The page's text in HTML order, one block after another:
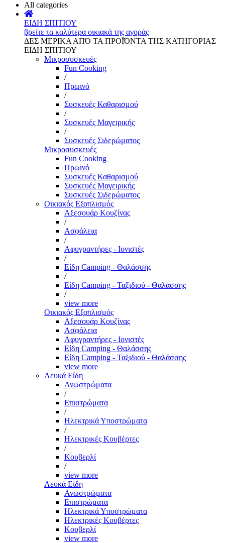
All categories
ΕΙΔΗ ΣΠΙΤΙΟΥ
βρείτε τα καλύτερα οικιακά της αγοράς
ΔΕΣ ΜΕΡΙΚΑ ΑΠΌ ΤΑ ΠΡΟΪΌΝΤΑ ΤΗΣ ΚΑΤΗΓΟΡΙΑΣ
ΕΙΔΗ ΣΠΙΤΙΟΥ
Μικροσυσκευές
Fun Cooking
/
Πρωινό
/
Συσκευές Καθαρισμού
/
Συσκευές Μαγειρικής
/
Συσκευές Σιδερώματος
Μικροσυσκευές
Fun Cooking
Πρωινό
Συσκευές Καθαρισμού
Συσκευές Μαγειρικής
Συσκευές Σιδερώματος
Οικιακός Εξοπλισμός
Αξεσουάρ Κουζίνας
/
Ασφάλεια
/
Αφυγραντήρες - Ιονιστές
/
Είδη Camping - Θαλάσσης
/
Είδη Camping - Ταξιδιού - Θαλάσσης
/
view more
Οικιακός Εξοπλισμός
Αξεσουάρ Κουζίνας
Ασφάλεια
Αφυγραντήρες - Ιονιστές
Είδη Camping - Θαλάσσης
Είδη Camping - Ταξιδιού - Θαλάσσης
view more
Λευκά Είδη
Ανωστρώματα
/
Επιστρώματα
/
Ηλεκτρικά Υποστρώματα
/
Ηλεκτρικές Κουβέρτες
/
Κουβερλί
/
view more
Λευκά Είδη
Ανωστρώματα
Επιστρώματα
Ηλεκτρικά Υποστρώματα
Ηλεκτρικές Κουβέρτες
Κουβερλί
view more